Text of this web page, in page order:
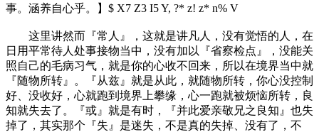
事。涵养自心乎。】 $ X7 Z3 I5 Y, ?* z! z* n% V
这里讲然而『常人』，这就是讲凡人，没有觉悟的人，在
日用平常待人处事接物当中，没有加以『省察检点』，没能关
照自己的毛病习气，就是你的心收不回来，所以在境界当中就
『随物所转』。『从兹』就是从此，就随物所转，你心没控制
好、没收好，心就跑到境界上攀缘，心一跑就被烦恼所转，良
知就失去了。『或』就是有时，『并此爱亲敬兄之良知』也失
掉了，其实那个『失』是迷失，不是真的失掉、没有了，不